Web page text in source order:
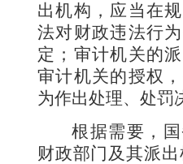
出机构，应当在
法对财政违法行
定；审计机关的
审计机关的授权
为作出处理、处罚
根据需要，
财政部门及其派出